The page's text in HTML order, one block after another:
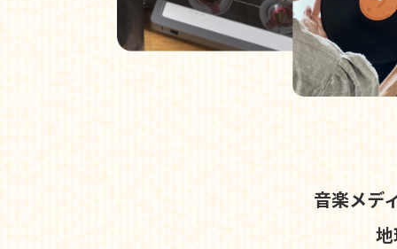
音楽メデ